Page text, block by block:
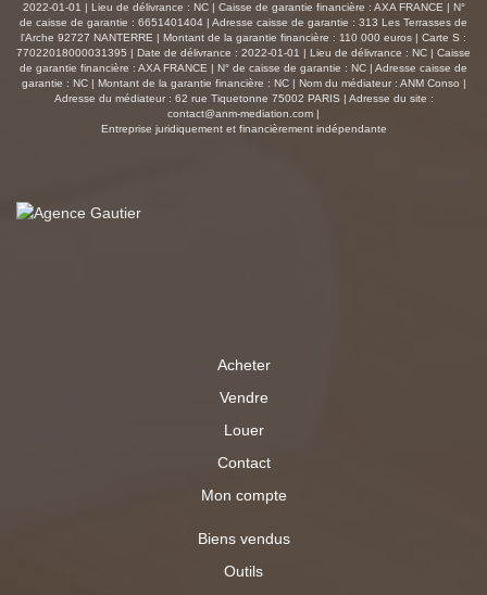
2022-01-01 | Lieu de délivrance : NC | Caisse de garantie financière : AXA FRANCE | N°
de caisse de garantie : 6651401404 | Adresse caisse de garantie : 313 Les Terrasses de
l'Arche 92727 NANTERRE | Montant de la garantie financière : 110 000 euros | Carte S :
77022018000031395 | Date de délivrance : 2022-01-01 | Lieu de délivrance : NC | Caisse
de garantie financière : AXA FRANCE | N° de caisse de garantie : NC | Adresse caisse de
garantie : NC | Montant de la garantie financière : NC | Nom du médiateur : ANM Conso |
Adresse du médiateur : 62 rue Tiquetonne 75002 PARIS | Adresse du site :
contact@anm-mediation.com
Entreprise juridiquement et financièrement indépendante
Acheter
Vendre
Louer
Contact
Mon compte
Biens vendus
Outils